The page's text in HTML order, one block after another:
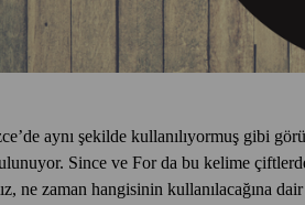
aynı şekilde kullanılıyormuş gibi
Since ve For da bu kelime
ne zaman hangisinin kullanılacağına